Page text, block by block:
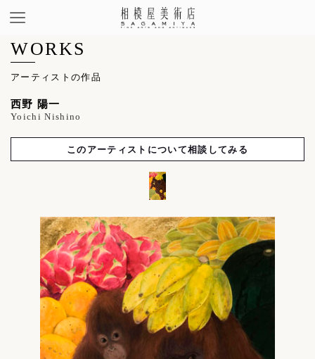
WORKS
アーティストの作品
西野 陽一
Yoichi Nishino
このアーティストについて相談してみる